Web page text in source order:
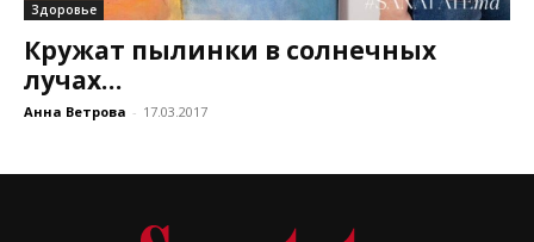
Здоровье
Кружат пылинки в солнечных
лучах…
Анна Ветрова - 17.03.2017